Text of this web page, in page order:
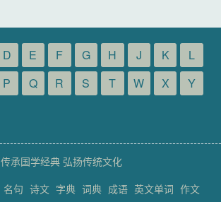
D E F G H J K
L
P Q R S T W X
Y
传承国学经典 弘扬传统文化
名句 诗文 字典 词典 成语 英文单词 作文